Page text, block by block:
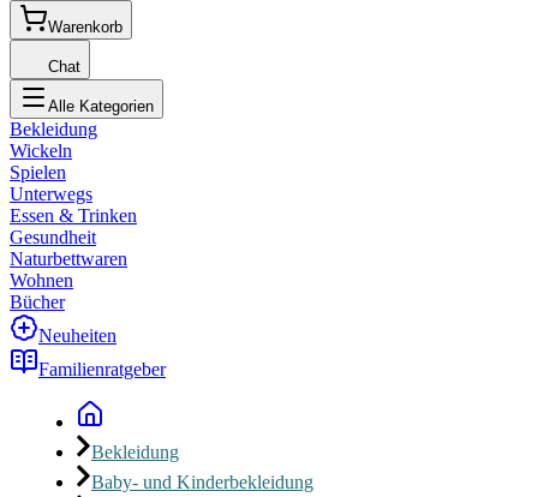
Warenkorb
Chat
Alle Kategorien
Bekleidung
Wickeln
Spielen
Unterwegs
Essen & Trinken
Gesundheit
Naturbettwaren
Wohnen
Bücher
Neuheiten
Familienratgeber
Bekleidung
Baby- und Kinderbekleidung